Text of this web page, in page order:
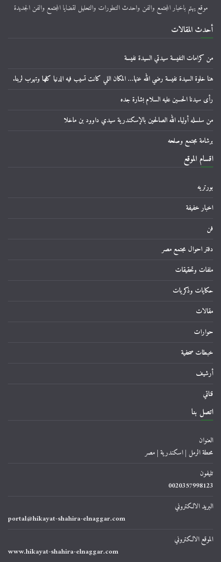
موقع يهتم باخبار المجتمع والفن واحدث التطورات والتحليل لقضايا المجتمع والفن الجديدة
أحدث المقالات
من كرامات النفيسة سيدتي السيدة نفيسة
هنا خلوة السيدة نفيسة رضي الله عنها… المكان اللي كانت تسيب فيه الدنيا كلها وتهرب لربنا.
رأى سيدنا الحسين عليه السلام بشارة جده
من سلسله أولياء الله الصالحين بالإسكندرية سيدي داوود بن ماخلا
برشامة مجتمع وصلحه
اقسام الموقع
بورتريه
اخبار خفيفة
فن
دفتر احوال مجتمع مصر
ملفات وتحقيقات
حكايات وذكريات
مقالات
حوارات
خبطات صحفية
أرشيف
قناتي
اتصل بنا
العنوان
محطة الرمل | اسكندرية | مصر
تليفون
0020357998123
البريد الالكتروني
portal@hikayat-shahira-elnaggar.com
الموقع الالكتروني
www.hikayat-shahira-elnaggar.com